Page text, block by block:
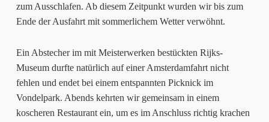
zum Ausschlafen. Ab diesem Zeitpunkt wurden wir bis zum
Ende der Ausfahrt mit sommerlichem Wetter verwöhnt.
Ein Abstecher im mit Meisterwerken bestückten Rijks-
Museum durfte natürlich auf einer Amsterdamfahrt nicht
fehlen und endet bei einem entspannten Picknick im
Vondelpark. Abends kehrten wir gemeinsam in einem
koscheren Restaurant ein, um es im Anschluss richtig krachen